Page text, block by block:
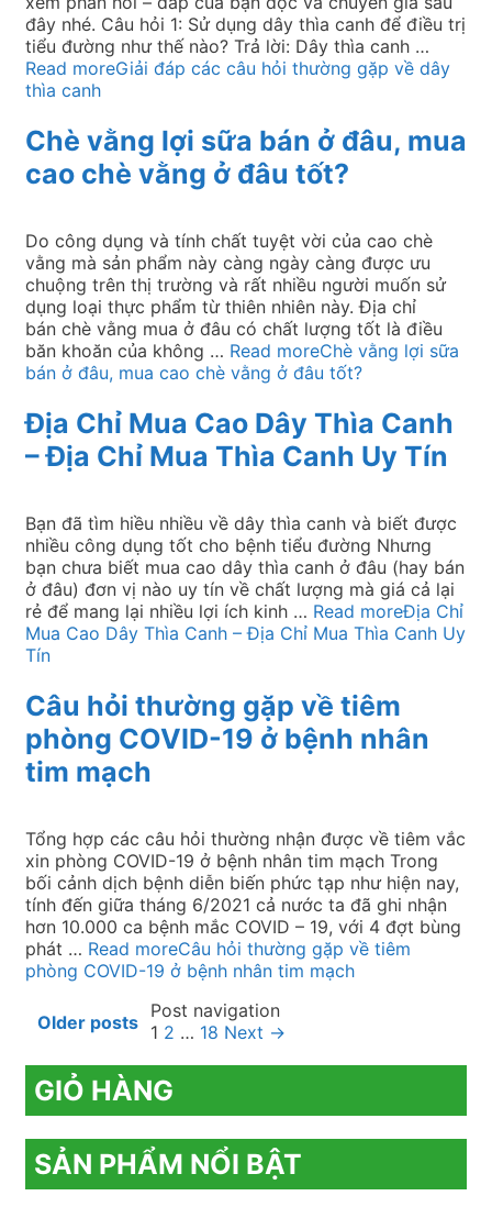
đây nhé. Câu hỏi 1: Sử dụng dây thìa canh để điều trị
tiểu đường như thế nào? Trả lời: Dây thìa canh …
Read moreGiải đáp các câu hỏi thường gặp về dây
thìa canh
Chè vằng lợi sữa bán ở đâu, mua
cao chè vằng ở đâu tốt?
Do công dụng và tính chất tuyệt vời của cao chè
vằng mà sản phẩm này càng ngày càng được ưu
chuộng trên thị trường và rất nhiều người muốn sử
dụng loại thực phẩm từ thiên nhiên này. Địa chỉ
bán chè vằng mua ở đâu có chất lượng tốt là điều
băn khoăn của không … Read moreChè vằng lợi sữa
bán ở đâu, mua cao chè vằng ở đâu tốt?
Địa Chỉ Mua Cao Dây Thìa Canh
– Địa Chỉ Mua Thìa Canh Uy Tín‎
Bạn đã tìm hiều nhiều về dây thìa canh và biết được
nhiều công dụng tốt cho bệnh tiểu đường Nhưng
bạn chưa biết mua cao dây thìa canh ở đâu (hay bán
ở đâu) đơn vị nào uy tín về chất lượng mà giá cả lại
rẻ để mang lại nhiều lợi ích kinh … Read moreĐịa Chỉ
Mua Cao Dây Thìa Canh – Địa Chỉ Mua Thìa Canh Uy
Tín‎
Câu hỏi thường gặp về tiêm
phòng COVID-19 ở bệnh nhân
tim mạch
Tổng hợp các câu hỏi thường nhận được về tiêm vắc
xin phòng COVID-19 ở bệnh nhân tim mạch Trong
bối cảnh dịch bệnh diễn biến phức tạp như hiện nay,
tính đến giữa tháng 6/2021 cả nước ta đã ghi nhận
hơn 10.000 ca bệnh mắc COVID – 19, với 4 đợt bùng
phát … Read moreCâu hỏi thường gặp về tiêm
phòng COVID-19 ở bệnh nhân tim mạch
Post navigation
Older posts 1 2 … 18 Next →
GIỎ HÀNG
SẢN PHẨM NỔI BẬT